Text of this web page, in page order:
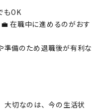
もOK
在職中に進めるのがおす
備のため退職後が有利な
大切なのは、今の生活状